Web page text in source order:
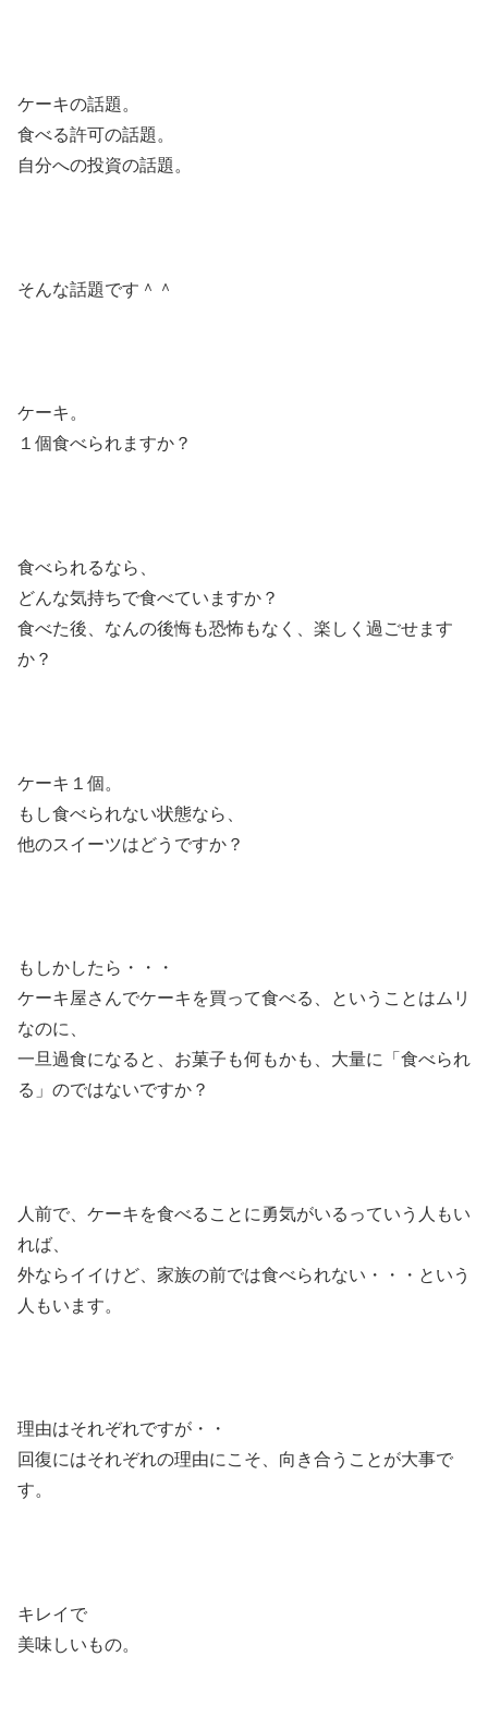
ケーキの話題。
食べる許可の話題。
自分への投資の話題。
そんな話題です＾＾
ケーキ。
１個食べられますか？
食べられるなら、
どんな気持ちで食べていますか？
食べた後、なんの後悔も恐怖もなく、楽しく過ごせます
か？
ケーキ１個。
もし食べられない状態なら、
他のスイーツはどうですか？
もしかしたら・・・
ケーキ屋さんでケーキを買って食べる、ということはムリ
なのに、
一旦過食になると、お菓子も何もかも、大量に「食べられ
る」のではないですか？
人前で、ケーキを食べることに勇気がいるっていう人もい
れば、
外ならイイけど、家族の前では食べられない・・・という
人もいます。
理由はそれぞれですが・・
回復にはそれぞれの理由にこそ、向き合うことが大事で
す。
キレイで
美味しいもの。